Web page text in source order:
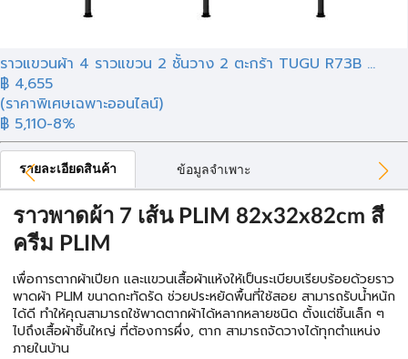
ราวแขวนผ้า 4 ราวแขวน 2 ชั้นวาง 2 ตะกร้า TUGU R73B ...
฿ 4,655
(ราคาพิเศษเฉพาะออนไลน์)
฿ 5,110-8%
รายละเอียดสินค้า ข้อมูลจำเพาะ
ราวพาดผ้า 7 เส้น PLIM 82x32x82cm สี
ครีม PLIM
เพื่อการตากผ้าเปียก และแขวนเสื้อผ้าแห้งให้เป็นระเบียบเรียบร้อยด้วยราว
พาดผ้า PLIM ขนาดกะทัดรัด ช่วยประหยัดพื้นที่ใช้สอย สามารถรับน้ำหนัก
ได้ดี ทำให้คุณสามารถใช้พาดตากผ้าได้หลากหลายชนิด ตั้งแต่ชิ้นเล็ก ๆ
ไปถึงเสื้อผ้าชิ้นใหญ่ ที่ต้องการผึ่ง, ตาก สามารถจัดวางได้ทุกตำแหน่ง
ภายในบ้าน